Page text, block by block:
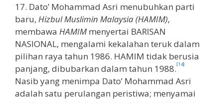
17. Dato’ Mohammad Asri menubuhkan parti
baru, Hizbul Muslimin Malaysia(HAMIM),
membawa HAMIMmenyertai BARISAN
NASIONAL, mengalami kekalahan teruk dalam
pilihan raya tahun 1986. HAMIM tidak berusia
panjang, dibubarkan dalam tahun 1988.[14]
Nasib yang menimpa Dato’ Mohammad Asri
adalah satu perulangan peristiwa; menyamai